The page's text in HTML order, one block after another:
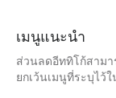
เมนูแนะนำ
ส่วนลดอีททิโก้สามา
ยกเว้นเมนูที่ระบุไว้